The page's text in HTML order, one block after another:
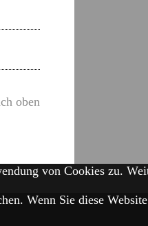
oben
von Cookies zu.
Wenn Sie diese